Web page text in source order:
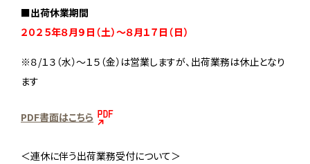
■出荷休業期間
２０２５年８月９日（土）～８月１７日（日）
※８/１３（水）～１５（金）は営業しますが、出荷業務は休止となり
ます
PDF書面はこちら
＜連休に伴う出荷業務受付について＞